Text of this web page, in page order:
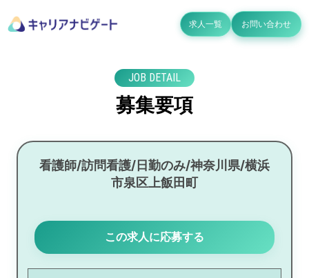
求人一覧 お問い合わせ
JOB DETAIL
募集要項
看護師/訪問看護/日勤のみ/神奈川県/横浜
市泉区上飯田町
この求人に応募する